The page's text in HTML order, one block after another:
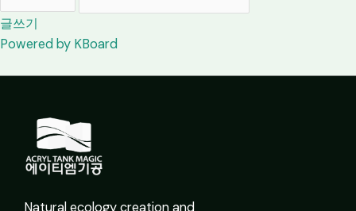
글쓰기
Powered by KBoard